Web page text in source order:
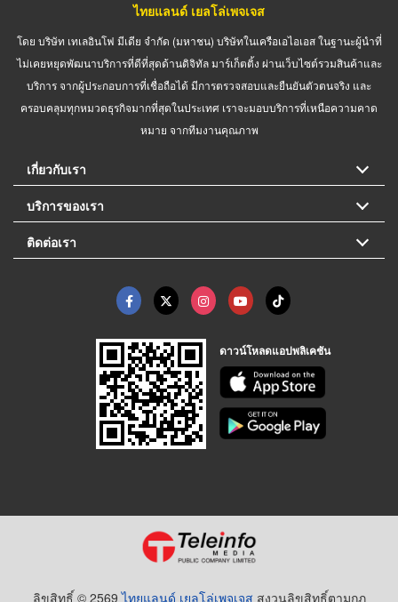
ไทยแลนด์ เยลโล่เพจเจส
โดย บริษัท เทเลอินโฟ มีเดีย จำกัด (มหาชน) บริษัทในเครือเอไอเอส ในฐานะผู้นำที่
ไม่เคยหยุดพัฒนาบริการที่ดีที่สุดด้านดิจิทัล มาร์เก็ตติ้ง ผ่านเว็บไซต์รวมสินค้าและ
บริการ จากผู้ประกอบการที่เชื่อถือได้ มีการตรวจสอบและยืนยันตัวตนจริง และ
ครอบคลุมทุกหมวดธุรกิจมากที่สุดในประเทศ เราจะมอบบริการที่เหนือความคาด
หมาย จากทีมงานคุณภาพ
เกี่ยวกับเรา
บริการของเรา
ติดต่อเรา
ดาวน์โหลดแอปพลิเคชัน
ลิขสิทธิ์ © 2569ไทยแลนด์ เยลโล่เพจเจส สงวนลิขสิทธิ์ตามกฏ